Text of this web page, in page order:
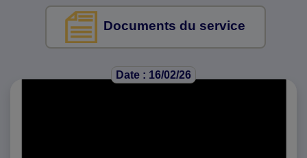
Documents du service
Date : 16/02/26